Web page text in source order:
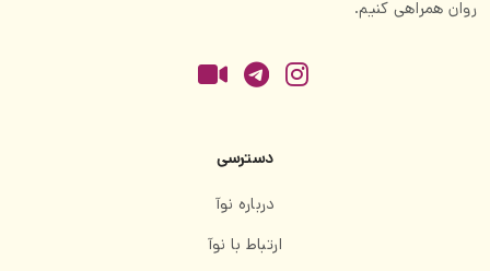
روان همراهی کنیم.
دسترسی
درباره نوآ
ارتباط با نوآ